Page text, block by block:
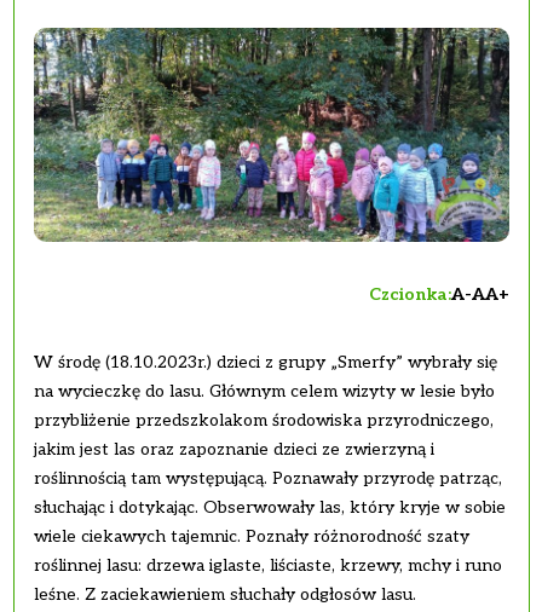
Czcionka:A-AA+
W środę (18.10.2023r.) dzieci z grupy „Smerfy” wybrały się
na wycieczkę do lasu. Głównym celem wizyty w lesie było
przybliżenie przedszkolakom środowiska przyrodniczego,
jakim jest las oraz zapoznanie dzieci ze zwierzyną i
roślinnością tam występującą. Poznawały przyrodę patrząc,
słuchając i dotykając. Obserwowały las, który kryje w sobie
wiele ciekawych tajemnic. Poznały różnorodność szaty
roślinnej lasu: drzewa iglaste, liściaste, krzewy, mchy i runo
leśne. Z zaciekawieniem słuchały odgłosów lasu.